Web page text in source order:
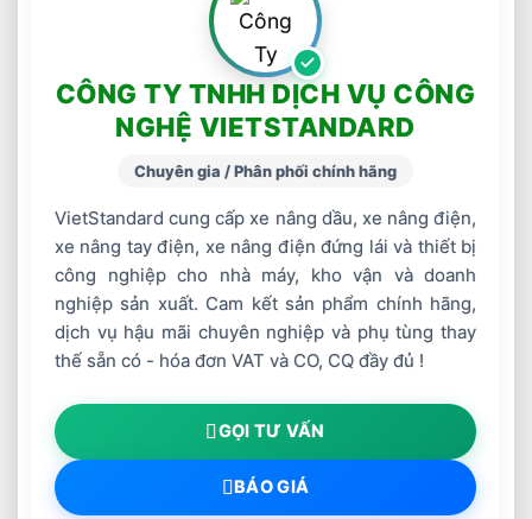
CÔNG TY TNHH DỊCH VỤ CÔNG
NGHỆ VIETSTANDARD
Chuyên gia / Phân phối chính hãng
VietStandard cung cấp xe nâng dầu, xe nâng điện,
xe nâng tay điện, xe nâng điện đứng lái và thiết bị
công nghiệp cho nhà máy, kho vận và doanh
nghiệp sản xuất. Cam kết sản phẩm chính hãng,
dịch vụ hậu mãi chuyên nghiệp và phụ tùng thay
thế sẵn có - hóa đơn VAT và CO, CQ đầy đủ !
GỌI TƯ VẤN
BÁO GIÁ